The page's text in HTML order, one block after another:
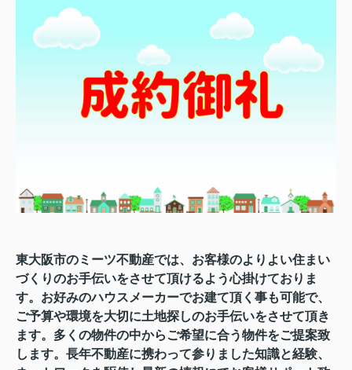
東大阪市のミーツ不動産では、お客様のよりよい住まい
づくりのお手伝いをさせて頂けるよう心掛けておりま
す。お好みのハウスメーカーでお建て頂く事も可能で、
ご予算や環境を大切に土地探しのお手伝いをさせて頂き
ます。多くの物件の中からご希望に合う物件をご提案致
します。長年不動産に携わって参りました知識と経験、